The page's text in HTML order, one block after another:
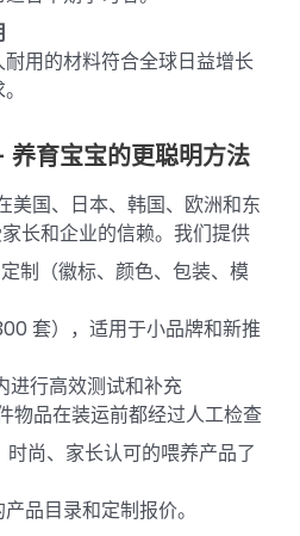
用的材料符合全球日益增长
育宝宝的更聪明方法
美国、日本、韩国、欧洲和东
长和企业的信赖。我们提供
定制（徽标、颜色、包装、模
套），适用于小品牌和新推
进行高效测试和补充
物品在装运前都经过人工检查
尚、家长认可的喂养产品了
品目录和定制报价。